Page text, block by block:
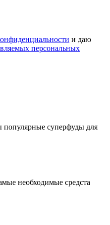
и даю
персональных
суперфуды для
необходимые средста